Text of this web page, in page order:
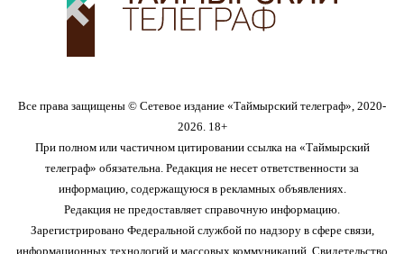
Все права защищены © Сетевое издание «Таймырский телеграф», 2020-
2026. 18+
При полном или частичном цитировании ссылка на «Таймырский
телеграф» обязательна. Редакция не несет ответственности за
информацию, содержащуюся в рекламных объявлениях.
Редакция не предоставляет справочную информацию.
Зарегистрировано Федеральной службой по надзору в сфере связи,
информационных технологий и массовых коммуникаций. Свидетельство